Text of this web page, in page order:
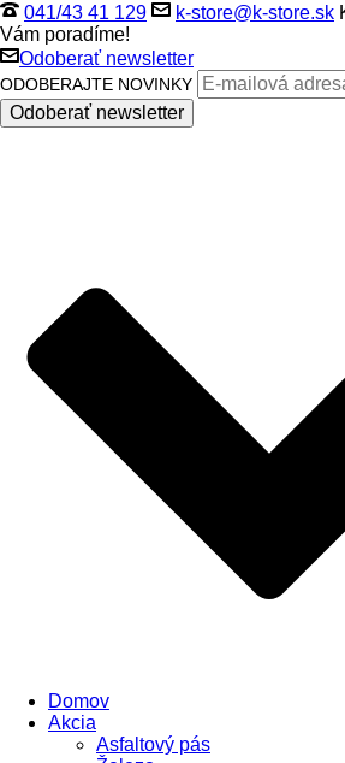
041/43 41 129 k-store@k-store.sk
Vám poradíme!
Odoberať newsletter
ODOBERAJTE NOVINKY
Domov
Akcia
Asfaltový pás